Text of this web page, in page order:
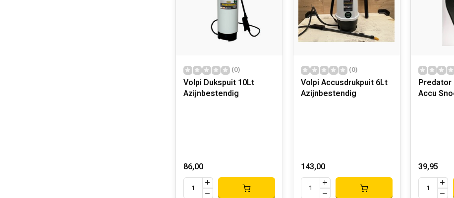
Dankzij het continue en altijd up-to-date technologische onderzoek kon Volpi
kwaliteitsniveau en een hoge mate van productbetrouwbaarheid.
In de loop der jaren heeft het bedrijf een eigen MERK – VOLPI ORIGINALE –
De kwaliteit van hun producten
Het complete productassortiment
De dienst na verkoop voorbehouden aan zijn klanten.
(0)
Volpi Dukspuit 10Lt
Azijnbestendig
86,00
(0)
Volpi Accusdrukpuit 6Lt
Azijnbestendig
143,00
Predator
Accu
39,95